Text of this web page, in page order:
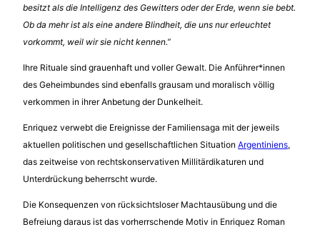
besitzt als die Intelligenz des Gewitters oder der Erde, wenn sie bebt.
Ob da mehr ist als eine andere Blindheit, die uns nur erleuchtet
vorkommt, weil wir sie nicht kennen.”
Ihre Rituale sind grauenhaft und voller Gewalt. Die Anführer*innen
des Geheimbundes sind ebenfalls grausam und moralisch völlig
verkommen in ihrer Anbetung der Dunkelheit.
Enriquez verwebt die Ereignisse der Familiensaga mit der jeweils
aktuellen politischen und gesellschaftlichen Situation Argentiniens,
das zeitweise von rechtskonservativen Millitärdikaturen und
Unterdrückung beherrscht wurde.
Die Konsequenzen von rücksichtsloser Machtausübung und die
Befreiung daraus ist das vorherrschende Motiv in Enriquez Roman